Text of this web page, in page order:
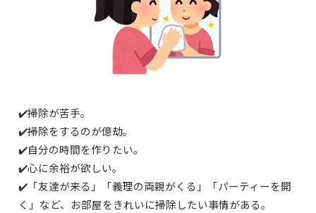
✔️掃除が苦手。
✔️掃除をするのが億劫。
✔️自分の時間を作りたい。
✔️心に余裕が欲しい。
✔️「友達が来る」「義理の両親がくる」「パーティーを開
く」など、お部屋をきれいに掃除したい事情がある。